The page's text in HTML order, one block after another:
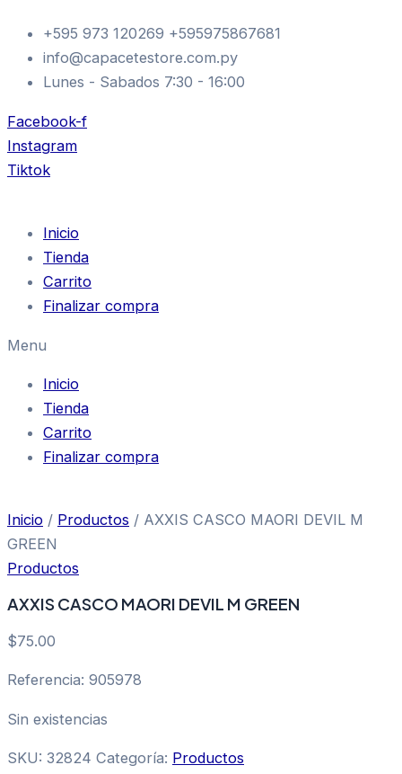
contenido
+595 973 120269 +595975867681
info@capacetestore.com.py
Lunes - Sabados 7:30 - 16:00
Facebook-f
Instagram
Tiktok
Inicio
Tienda
Carrito
Finalizar compra
Menu
Inicio
Tienda
Carrito
Finalizar compra
Inicio / Productos / AXXIS CASCO MAORI DEVIL M
GREEN
Productos
AXXIS CASCO MAORI DEVIL M GREEN
$75.00
Referencia: 905978
Sin existencias
SKU: 32824 Categoría: Productos